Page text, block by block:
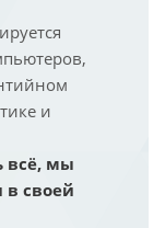
и
всё, мы
своей